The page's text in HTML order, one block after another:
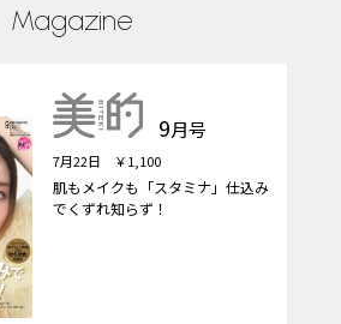
Magazine
9月号
7月22日 ￥1,100
肌もメイクも「スタミナ」仕込み
でくずれ知らず！